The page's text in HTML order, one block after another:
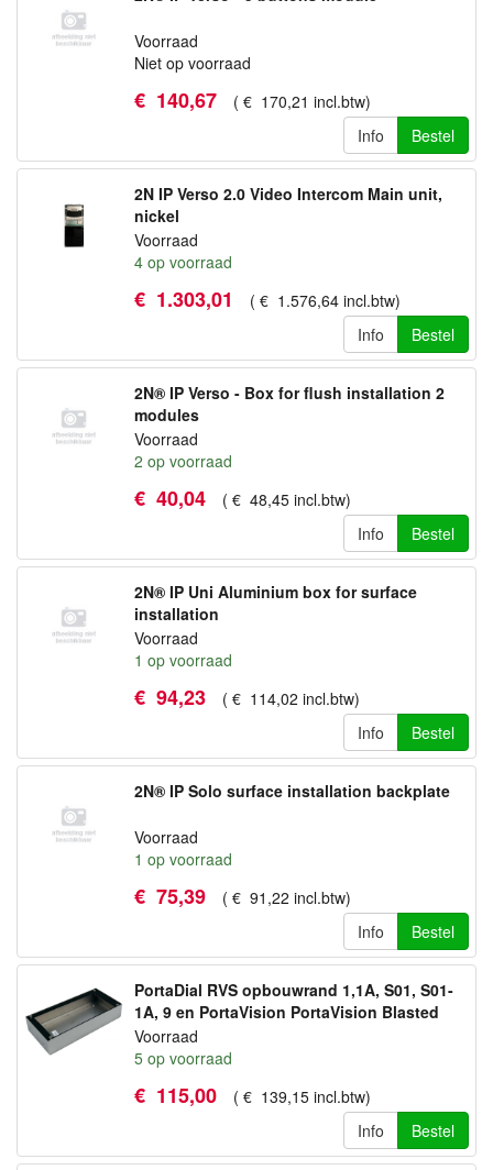
Voorraad
Niet op voorraad
€ 140,67 ( € 170,21 incl.btw)
Info
Bestel
2N IP Verso 2.0 Video Intercom Main unit,
nickel
Voorraad
4 op voorraad
€ 1.303,01 ( € 1.576,64 incl.btw)
Info
Bestel
2N® IP Verso - Box for flush installation 2
modules
Voorraad
2 op voorraad
€ 40,04 ( € 48,45 incl.btw)
Info
Bestel
2N® IP Uni Aluminium box for surface
installation
Voorraad
1 op voorraad
€ 94,23 ( € 114,02 incl.btw)
Info
Bestel
2N® IP Solo surface installation backplate
Voorraad
1 op voorraad
€ 75,39 ( € 91 ,22 incl.btw)
Info
Bestel
PortaDial RVS opbouwrand 1,1A, S01, S01-
1A, 9 en PortaVision PortaVision Blasted
Voorraad
5 op voorraad
€ 115,00 ( € 139,15 incl.btw)
Info
Bestel